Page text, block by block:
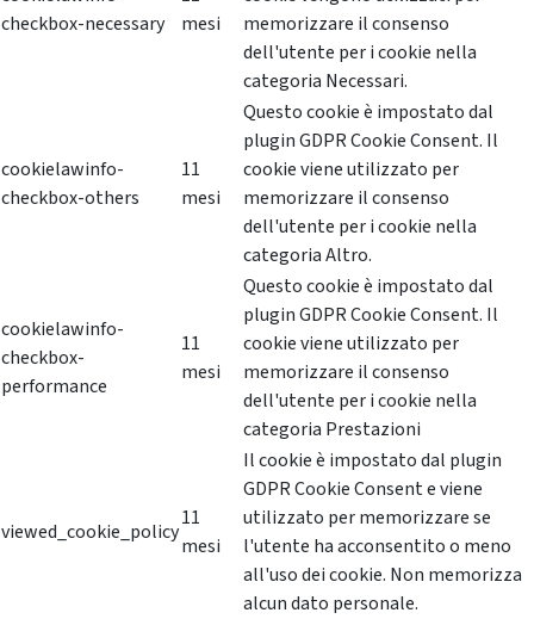
checkbox-necessary
mesi
memorizzare il consenso
dell'utente per i cookie nella
categoria Necessari.
cookielawinfo-
checkbox-others
11
mesi
Questo cookie è impostato dal
plugin GDPR Cookie Consent. Il
cookie viene utilizzato per
memorizzare il consenso
dell'utente per i cookie nella
categoria Altro.
cookielawinfo-
checkbox-
performance
11
mesi
Questo cookie è impostato dal
plugin GDPR Cookie Consent. Il
cookie viene utilizzato per
memorizzare il consenso
dell'utente per i cookie nella
categoria Prestazioni
viewed_cookie_policy
11
mesi
Il cookie è impostato dal plugin
GDPR Cookie Consent e viene
utilizzato per memorizzare se
l'utente ha acconsentito o meno
all'uso dei cookie. Non memorizza
alcun dato personale.